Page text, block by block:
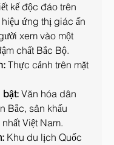
kế độc đáo trên
hiệu ứng thị giác ấn
xem vào một
chất Bắc Bộ.
Thực cảnh trên mặt
bật: Văn hóa dân
Bắc, sân khấu
Việt Nam.
Khu du lịch Quốc